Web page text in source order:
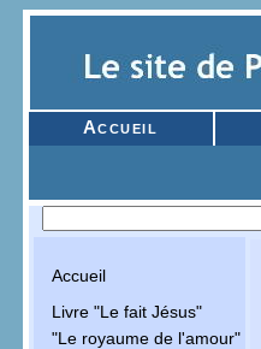
Accueil
Accueil
Livre "Le fait Jésus"
"Le royaume de l'amour"